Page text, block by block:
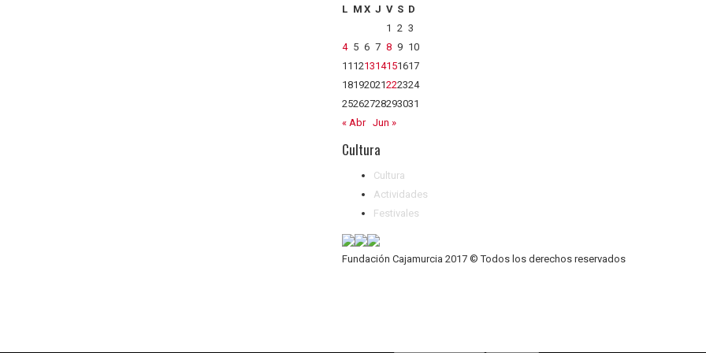
L M X J V S D
1 2 3
4 5 6 7 8 9 10
11 121314151617
18192021222324
25262728293031
« Abr Jun »
Cultura
Cultura
Actividades
Festivales
Fundación Cajamurcia 2017 © Todos los derechos reservados